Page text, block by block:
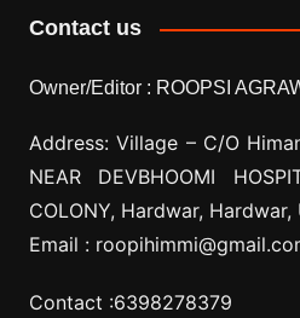
Contact us
Owner/Editor : ROOPSI
Address: Village – C/O
NEAR DEVBHOOMI
COLONY, Hardwar,
Email :
Contact :6398278379